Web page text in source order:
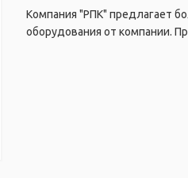
Компания "РПК" предлагает
оборудования от компании.